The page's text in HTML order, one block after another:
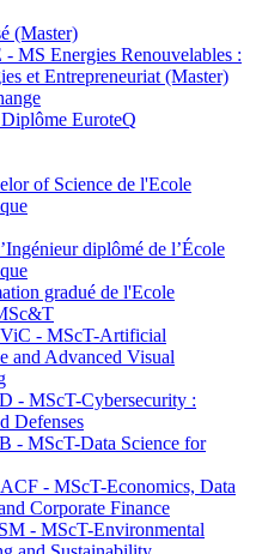
(Master)
MS Energies Renouvelables :
et Entrepreneuriat (Master)
EuroteQ
of Science de l'Ecole
diplômé de l’École
gradué de l'Ecole
- MScT-Artificial
and Advanced Visual
- MScT-Cybersecurity :
Defenses
- MScT-Data Science for
- MScT-Economics, Data
Corporate Finance
- MScT-Environmental